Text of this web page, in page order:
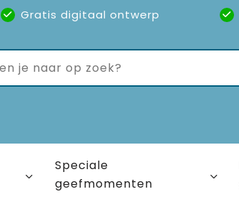
Gratis digitaal ontwerp
Speciale
geefmomenten